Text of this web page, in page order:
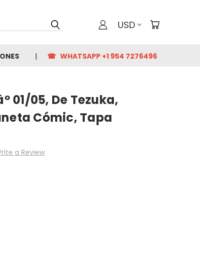
USD
☎ WHATSAPP +1 954 7276496
01/05, De Tezuka,
Cómic, Tapa
a Review